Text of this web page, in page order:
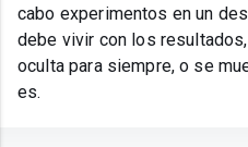
cabo experimentos en un
debe vivir con los
oculta para siempre, o se
es.